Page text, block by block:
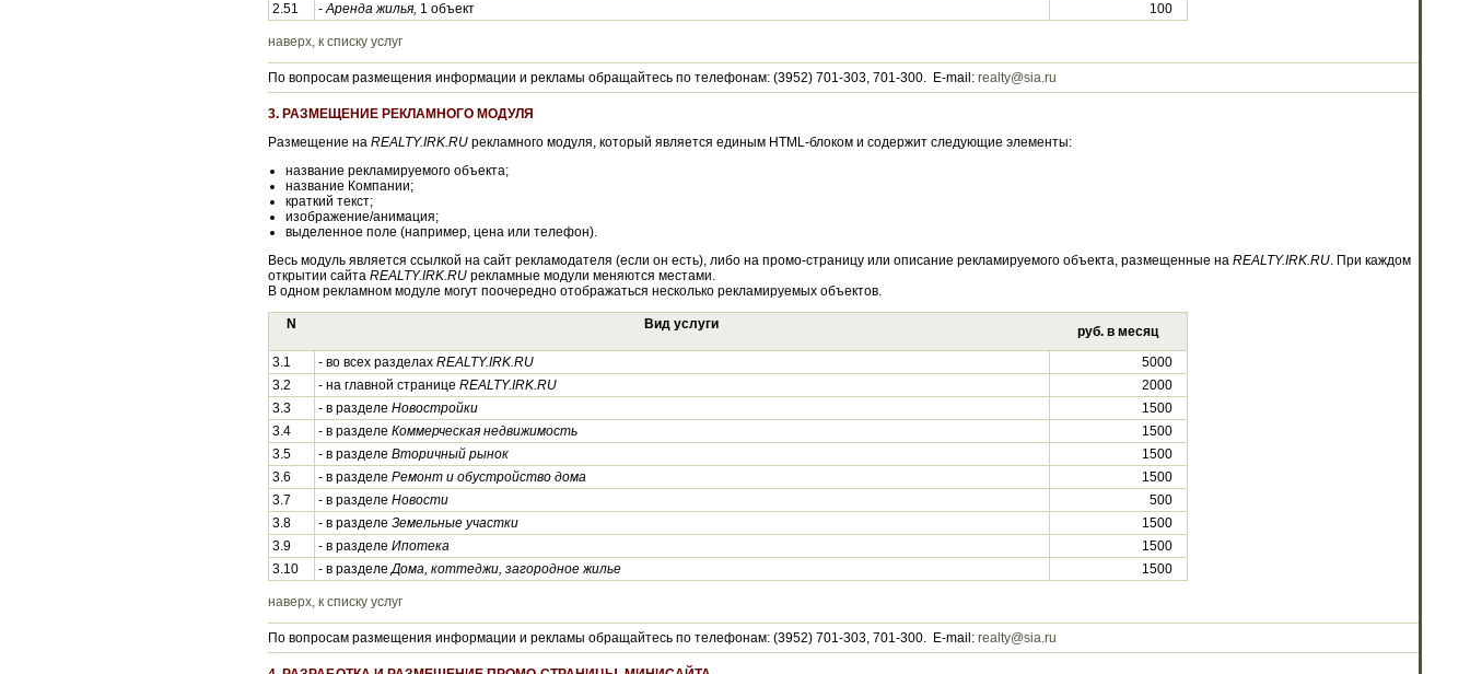
2.51
-Аренда жилья, 1 объект 100
наверх, к списку услуг
По вопросам размещения информации и рекламы обращайтесь по телефонам: (3952) 701-303, 701-300. E-mail: realty@sia.ru
3. РАЗМЕЩЕНИЕ РЕКЛАМНОГО МОДУЛЯ
Размещение на REALTY.IRK.RUрекламного модуля, который является единым HTML-блоком и содержит следующие элементы:
название рекламируемого объекта;
название Компании;
краткий текст;
изображение/анимация;
выделенное поле (например, цена или телефон).
Весь модуль является ссылкой на сайт рекламодателя (если он есть), либо на промо-страницу или описание рекламируемого объекта, размещенные на REALTY.IRK.RU. При каждом
открытии сайта REALTY.IRK.RUрекламные модули меняются местами.
В одном рекламном модуле могут поочередно отображаться несколько рекламируемых объектов.
N Вид услуги
руб. в месяц
3.1
- во всех разделах REALTY.IRK.RU
5000
3.2
- на главной странице REALTY.IRK.RU
2000
3.3
- в разделе Новостройки
1500
3.4
- в разделе Коммерческая недвижимость
1500
3.5
- в разделе Вторичный рынок
1500
3.6
- в разделе Ремонт и обустройство дома
1500
3.7
- в разделе Новости
500
3.8
- в разделе Земельные участки
1500
3.9
- в разделе Ипотека
1500
3.10
- в разделеДома, коттеджи, загородное жилье 1500
наверх, к списку услуг
По вопросам размещения информации и рекламы обращайтесь по телефонам: (3952) 701-303, 701-300. E-mail: realty@sia.ru